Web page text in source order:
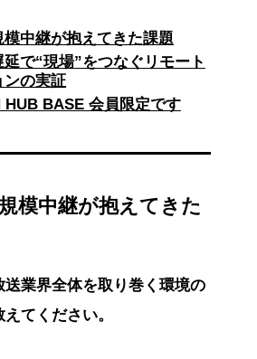
モートプロダクションを実証し
大規模スポーツの放送中継で
と機材を現地に集める必要があ
APNにより映像・音声・制
隔で一体運用。省人化と制作技
けた可能性を示しました。さら
中継が抱えてきた課題
で“現場”をつなぐリモート
ンの実証
HUB BASE 会員限定です
模中継が抱えてきた
業界全体を取り巻く環境の
てください。